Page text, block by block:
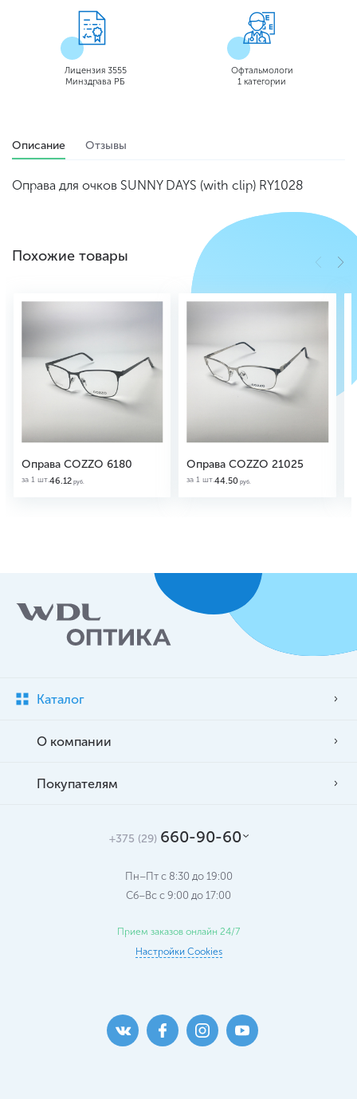
Лицензия 3555
Минздрава РБ
Офтальмологи
1 категории
Описание Отзывы
Оправа для очков SUNNY DAYS (with clip) RY1028
Похожие товары
Оправа COZZO 6180
за 1 шт.46.12 руб.
Оправа COZZO 21025
за 1 шт.44.50 руб.
Каталог
О компании
Покупателям
+375 (29) 660-90-60
Пн–Пт с 8:30 до 19:00
Сб–Вс c 9:00 до 17:00
Прием заказов онлайн 24/7
Настройки Cookies